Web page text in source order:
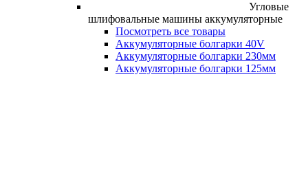
Угловые
шлифовальные машины аккумуляторные
Посмотреть все товары
Аккумуляторные болгарки 40V
Аккумуляторные болгарки 230мм
Аккумуляторные болгарки 125мм